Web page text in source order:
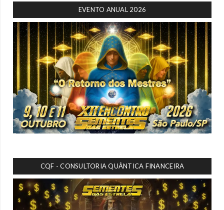
EVENTO ANUAL 2026
CQF - CONSULTORIA QUÂNTICA FINANCEIRA